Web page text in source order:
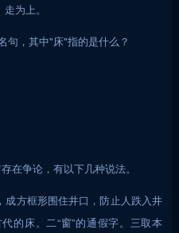
为上。
句，其中"床"指的是什么？
在争论，有以下几种说法。
成方框形围住井口，防止人跌入井
的床。二“窗”的通假字。三取本